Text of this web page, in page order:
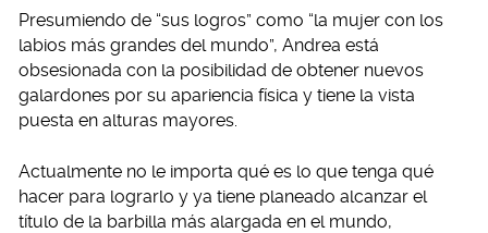
Presumiendo de “sus logros” como “la mujer con los
labios más grandes del mundo”, Andrea está
obsesionada con la posibilidad de obtener nuevos
galardones por su apariencia física y tiene la vista
puesta en alturas mayores.
Actualmente no le importa qué es lo que tenga qué
hacer para lograrlo y ya tiene planeado alcanzar el
título de la barbilla más alargada en el mundo,